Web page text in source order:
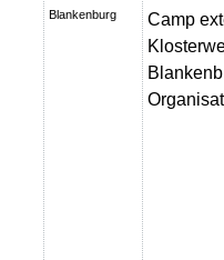
Blankenburg
Camp